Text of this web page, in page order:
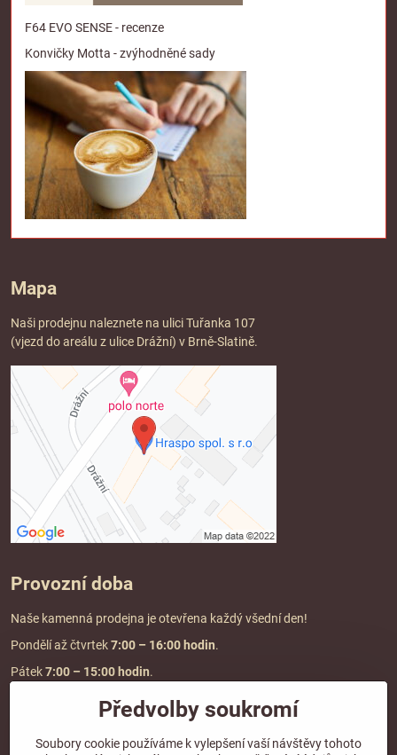
F64 EVO SENSE - recenze
Konvičky Motta - zvýhodněné sady
Mapa
Naši prodejnu naleznete na ulici Tuřanka 107
(vjezd do areálu z ulice Drážní) v Brně-Slatině.
Provozní doba
Naše kamenná prodejna je otevřena každý všední den!
Pondělí až čtvrtek7:00 – 16:00 hodin.
Pátek7:00 – 15:00 hodin.
Doprava a platba
Předvolby soukromí
Soubory cookie používáme k vylepšení vaší návštěvy tohoto